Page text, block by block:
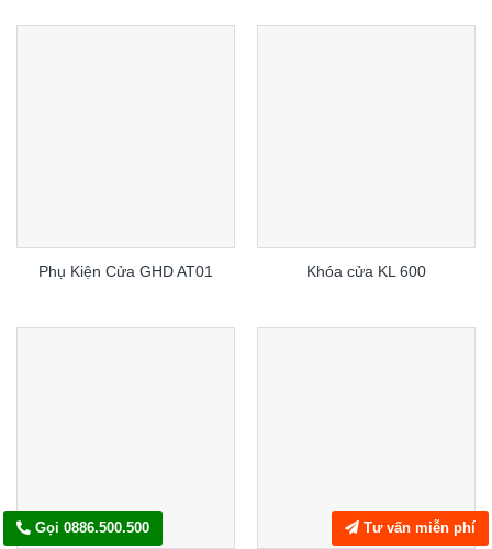
Phụ Kiện Cửa GHD AT01 Khóa cửa KL 600
Gọi 0886.500.500 Tư vấn miễn phí